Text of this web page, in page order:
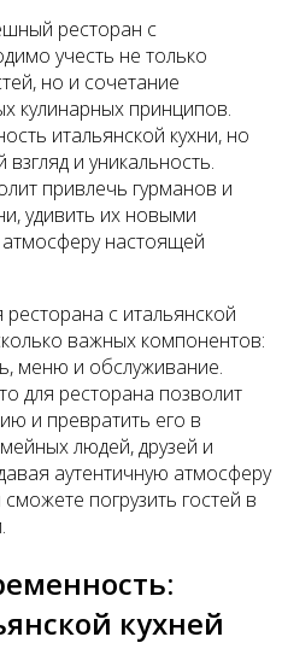
ресторан с
учесть не только
но и сочетание
кулинарных принципов.
итальянской кухни, но
и уникальность.
привлечь гурманов и
удивить их новыми
настоящей
ресторана с итальянской
важных компонентов:
меню и обслуживание.
для ресторана позволит
и превратить его в
людей, друзей и
аутентичную атмосферу
погрузить гостей в
кухней